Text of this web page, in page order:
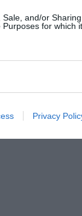
and/or Sharing
for which it
Privacy